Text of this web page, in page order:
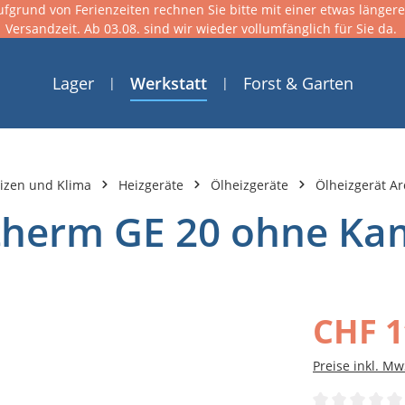
von Ferienzeiten rechnen Sie bitte mit einer etwas
Versandzeit. Ab 03.08. sind wir wieder vollumfänglich für Sie da.
Lager Werkstatt Forst & Garten
und Klima Heizgeräte Ölheizgeräte Ölheizgerät
GE 20 ohne
CHF
Preise inkl.